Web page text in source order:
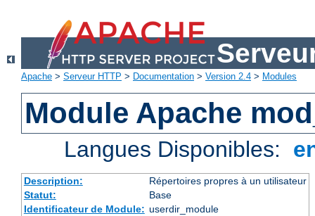
Apache > Serveur HTTP > Documentation > Version 2.4 > Modules
Module Apache
Langues Disponibles:
Description:
Répertoires propres à un utilisateur
Statut:
Base
Identificateur de Module: userdir_module